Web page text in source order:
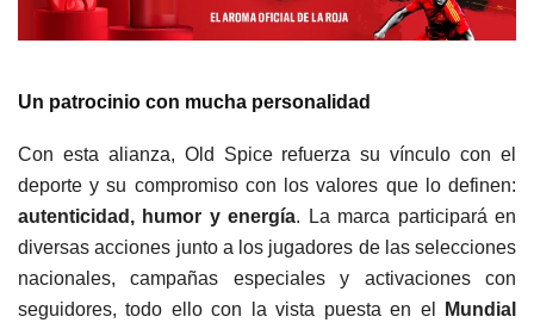
Un patrocinio con mucha personalidad
Con esta alianza, Old Spice refuerza su vínculo con el
deporte y su compromiso con los valores que lo definen:
autenticidad, humor y energía. La marca participará en
diversas acciones junto a los jugadores de las selecciones
nacionales, campañas especiales y activaciones con
seguidores, todo ello con la vista puesta en el
Mundial